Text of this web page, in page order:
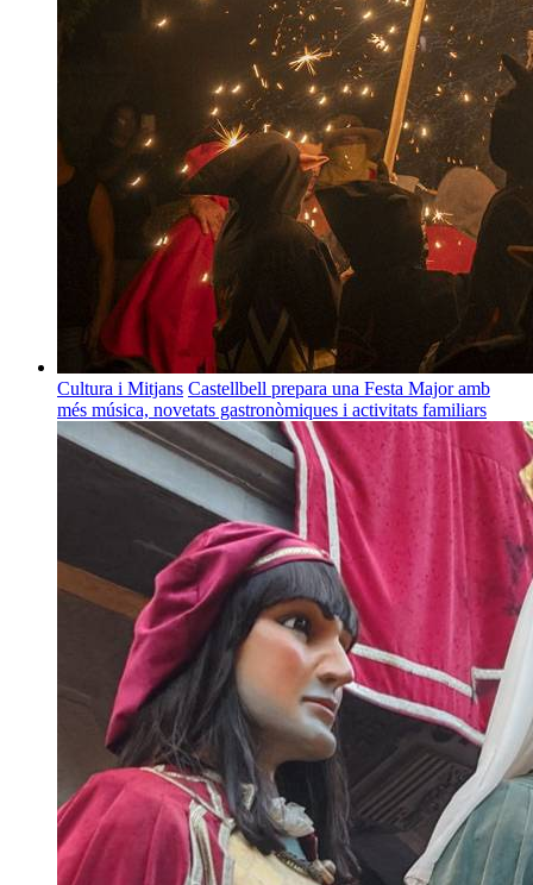
Cultura i Mitjans Castellbell prepara una Festa Major amb
més música, novetats gastronòmiques i activitats familiars